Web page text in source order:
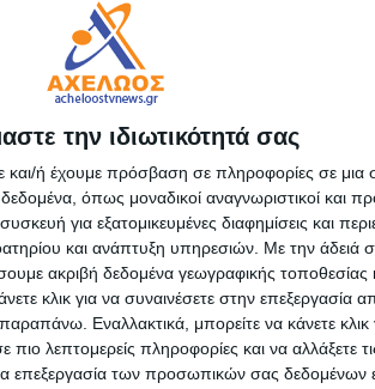
την ιδιωτικότητά σας
και/ή έχουμε πρόσβαση σε πληροφορίες σε
όπως μοναδικοί αναγνωριστικοί και
για εξατομικευμένες διαφημίσεις και
και ανάπτυξη υπηρεσιών. Με την άδειά
ακριβή δεδομένα γεωγραφικής τοποθεσίας
κλικ για να συναινέσετε στην επεξεργασία
Εναλλακτικά, μπορείτε να κάνετε κλικ
λεπτομερείς πληροφορίες και να αλλάξετε
επεξεργασία των προσωπικών σας δεδομένων
του π.
ΠΟΛΙΤΙΚΗ
ΝΙΚΗ: Πάνω από 500 εκατ.
μισθώσεις εναέριων μέσων
πυρόσβεσης – Γιατί δεν
αποκτήθηκε εθνικός
admin - 6 Αυγούστου, 2026